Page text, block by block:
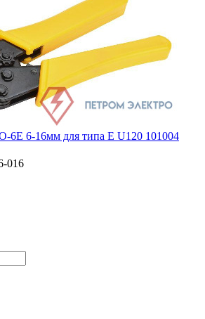
6Е 6-16мм для типа Е U120 101004
016